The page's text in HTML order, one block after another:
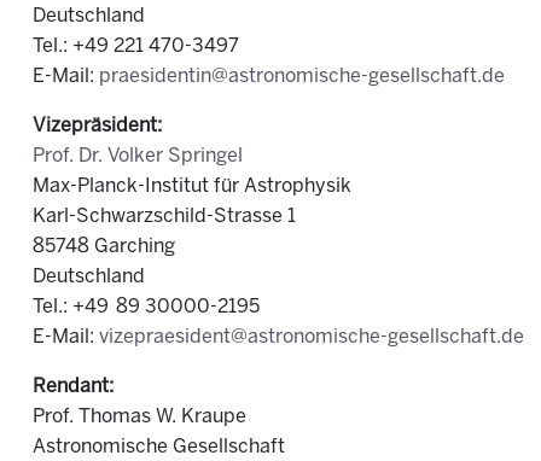
Deutschland
Tel.: +49 221 470-3497
E-Mail: praesidentin@astronomische-gesellschaft.de
Vizepräsident:
Prof. Dr. Volker Springel
Max-Planck-Institut für Astrophysik
Karl-Schwarzschild-Strasse 1
85748 Garching
Deutschland
Tel.: +49 89 30000-2195
E-Mail: vizepraesident@astronomische-gesellschaft.de
Rendant:
Prof. Thomas W. Kraupe
Astronomische Gesellschaft